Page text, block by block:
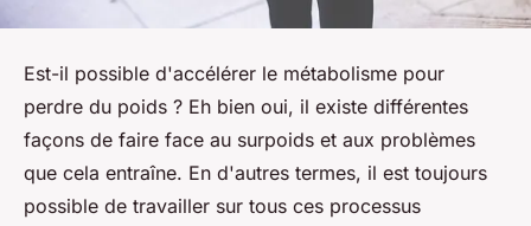
Est-il possible d'accélérer le métabolisme pour
perdre du poids ? Eh bien oui, il existe différentes
façons de faire face au surpoids et aux problèmes
que cela entraîne. En d'autres termes, il est toujours
possible de travailler sur tous ces processus